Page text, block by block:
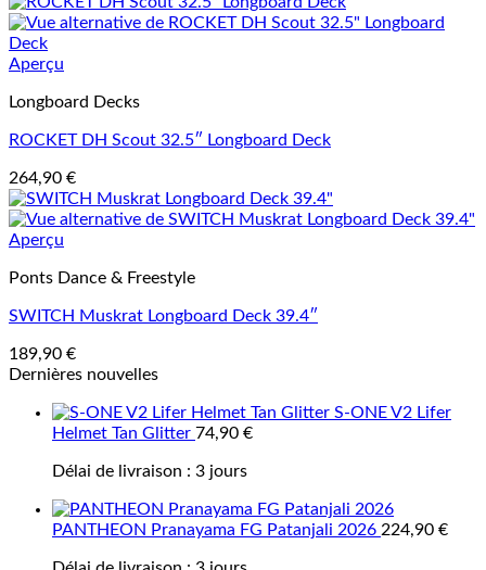
Aperçu
Longboard Decks
ROCKET DH Scout 32.5″ Longboard Deck
264,90 €
Aperçu
Ponts Dance & Freestyle
SWITCH Muskrat Longboard Deck 39.4″
189,90 €
Dernières nouvelles
S-ONE V2 Lifer
Helmet Tan Glitter 74,90 €
Délai de livraison : 3 jours
PANTHEON Pranayama FG Patanjali 2026 224,90 €